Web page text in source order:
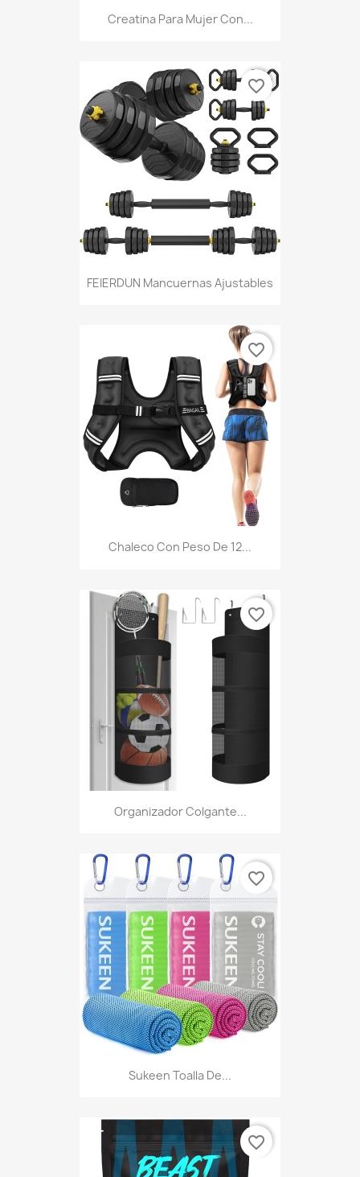
Creatina Para Mujer Con...
FEIERDUN Mancuernas Ajustables
favorite_border
Chaleco Con Peso De 12...
favorite_border
Organizador Colgante...
favorite_border
Sukeen Toalla De...
favorite_border
favorite_border